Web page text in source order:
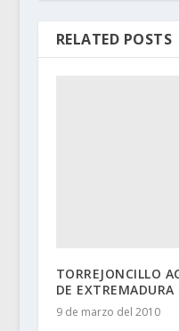
RELATED POSTS
TORREJONCILLO
DE
9 de marzo del 2010